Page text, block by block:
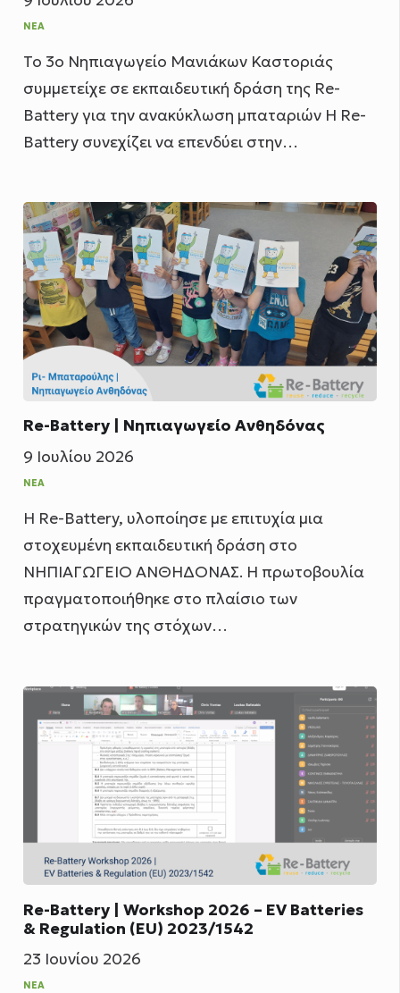
ΝΈΑ
Το 3ο Νηπιαγωγείο Μανιάκων Καστοριάς
συμμετείχε σε εκπαιδευτική δράση της Re-
Battery για την ανακύκλωση μπαταριών Η Re-
Battery συνεχίζει να επενδύει στην…
Re-Battery | Νηπιαγωγείο Ανθηδόνας
9 Ιουλίου 2026
ΝΈΑ
Η Re-Battery, υλοποίησε με επιτυχία μια
στοχευμένη εκπαιδευτική δράση στο
ΝΗΠΙΑΓΩΓΕΙΟ ΑΝΘΗΔΟΝΑΣ. Η πρωτοβουλία
πραγματοποιήθηκε στο πλαίσιο των
στρατηγικών της στόχων…
Re-Battery | Workshop 2026 – EV Batteries
& Regulation (EU) 2023/1542
23 Ιουνίου 2026
ΝΈΑ